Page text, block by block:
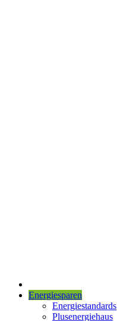
Energiesparen
Energiestandards
Plusenergiehaus